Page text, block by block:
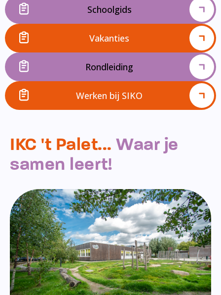
Schoolgids
Vakanties
Rondleiding
Werken bij SIKO
IKC 't Palet... Waar je
samen leert!